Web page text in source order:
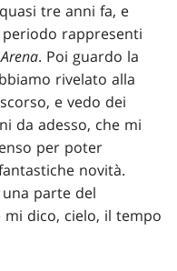
tre anni fa, e
rappresenti
. Poi guardo la
rivelato alla
e vedo dei
da adesso, che mi
per poter
novità.
parte del
dico, cielo, il tempo